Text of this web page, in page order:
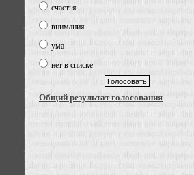
счастья
внимания
ума
нет в списке
Общий результат голосования